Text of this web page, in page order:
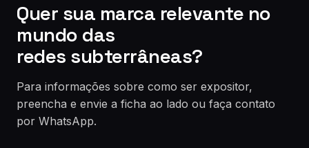
Quer sua marca relevante no
mundo das
redes subterrâneas?
Para informações sobre como ser expositor,
preencha e envie a ficha ao lado ou faça contato
por WhatsApp.